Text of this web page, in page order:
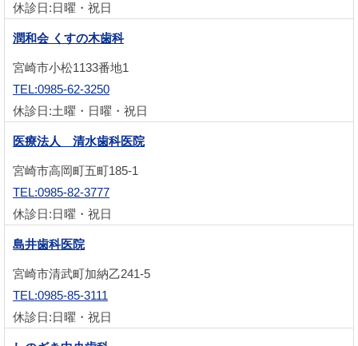
休診日:日曜・祝日
潤和会 くすの木歯科
宮崎市小松1133番地1
TEL:0985-62-3250
休診日:土曜・日曜・祝日
医療法人 清水歯科医院
宮崎市高岡町五町185-1
TEL:0985-82-3777
休診日:日曜・祝日
島井歯科医院
宮崎市清武町加納乙241-5
TEL:0985-85-3111
休診日:日曜・祝日